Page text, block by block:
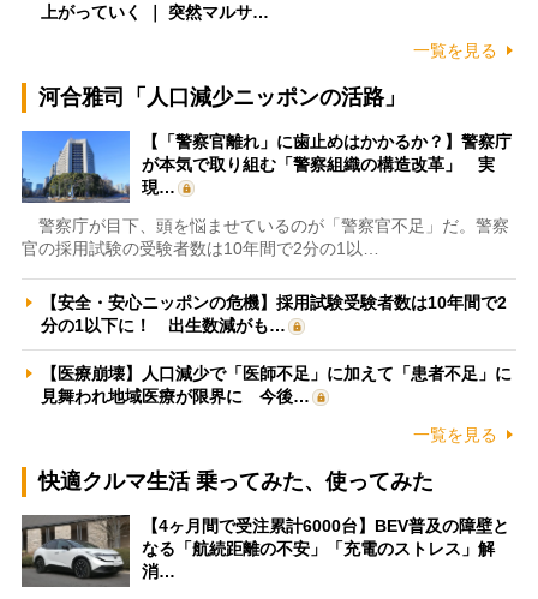
上がっていく ｜ 突然マルサ…
一覧を見る
河合雅司「人口減少ニッポンの活路」
【「警察官離れ」に歯止めはかかるか？】警察庁
が本気で取り組む「警察組織の構造改革」 実
現…
警察庁が目下、頭を悩ませているのが「警察官不足」だ。警察
官の採用試験の受験者数は10年間で2分の1以…
【安全・安心ニッポンの危機】採用試験受験者数は10年間で2
分の1以下に！ 出生数減がも…
【医療崩壊】人口減少で「医師不足」に加えて「患者不足」に
見舞われ地域医療が限界に 今後…
一覧を見る
快適クルマ生活 乗ってみた、使ってみた
【4ヶ月間で受注累計6000台】BEV普及の障壁と
なる「航続距離の不安」「充電のストレス」解
消…